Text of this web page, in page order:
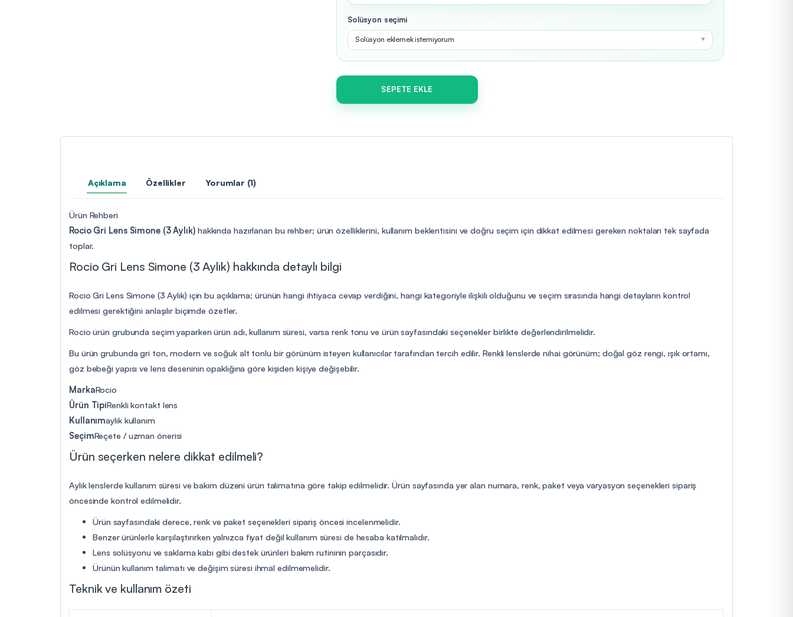
Solüsyon seçimi
Solüsyon eklemek istemiyorum
SEPETE EKLE
Açıklama Özellikler Yorumlar (1)
Ürün Rehberi
Rocio Gri Lens Simone (3 Aylık)hakkında hazırlanan bu rehber; ürün özelliklerini, kullanım beklentisini ve doğru seçim için dikkat edilmesi gereken noktaları tek sayfada
toplar.
Rocio Gri Lens Simone (3 Aylık) hakkında detaylı bilgi
Rocio Gri Lens Simone (3 Aylık) için bu açıklama; ürünün hangi ihtiyaca cevap verdiğini, hangi kategoriyle ilişkili olduğunu ve seçim sırasında hangi detayların kontrol
edilmesi gerektiğini anlaşılır biçimde özetler.
Rocio ürün grubunda seçim yaparken ürün adı, kullanım süresi, varsa renk tonu ve ürün sayfasındaki seçenekler birlikte değerlendirilmelidir.
Bu ürün grubunda gri ton, modern ve soğuk alt tonlu bir görünüm isteyen kullanıcılar tarafından tercih edilir. Renkli lenslerde nihai görünüm; doğal göz rengi, ışık ortamı,
göz bebeği yapısı ve lens deseninin opaklığına göre kişiden kişiye değişebilir.
MarkaRocio
Ürün TipiRenkli kontakt lens
Kullanımaylık kullanım
SeçimReçete / uzman önerisi
Ürün seçerken nelere dikkat edilmeli?
Aylık lenslerde kullanım süresi ve bakım düzeni ürün talimatına göre takip edilmelidir. Ürün sayfasında yer alan numara, renk, paket veya varyasyon seçenekleri sipariş
öncesinde kontrol edilmelidir.
Ürün sayfasındaki derece, renk ve paket seçenekleri sipariş öncesi incelenmelidir.
Benzer ürünlerle karşılaştırırken yalnızca fiyat değil kullanım süresi de hesaba katılmalıdır.
Lens solüsyonu ve saklama kabı gibi destek ürünleri bakım rutininin parçasıdır.
Ürünün kullanım talimatı ve değişim süresi ihmal edilmemelidir.
Teknik ve kullanım özeti